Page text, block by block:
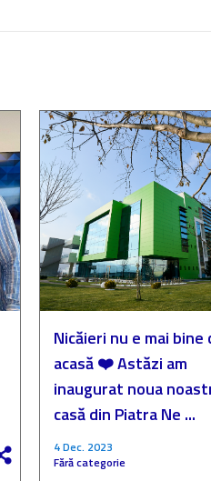
Nicăieri nu e mai bine
acasă ❤️ Astăzi am
inaugurat noua
casă din Piatra Ne ...
4 Dec. 2023
Fără categorie